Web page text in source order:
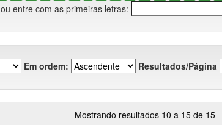
ou entre com as primeiras letras:
Em ordem: Resultados/Página
Mostrando resultados 10 a 15 de 15